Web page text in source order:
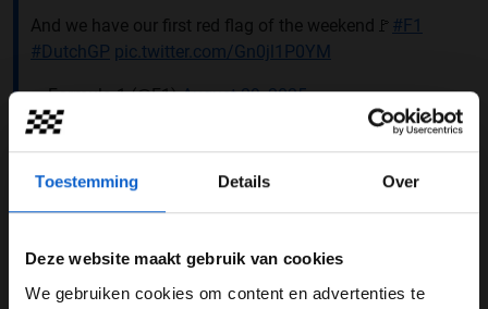
Toestemming Details Over
Deze website maakt gebruik van cookies
We gebruiken cookies om content en advertenties te
And we have our first red flag of the weekend🚩 #F1
#DutchGP pic.twitter.com/Gn0jl1P0YM
— Formula 1 (@F1)August 29, 2025
De eerste rode vlag is een feit. Kimi Antonelli gaat de
daarbij vast te zitten in de grindbak. Even daarvoor
vergaloppeerde Lewis Hamilton en Yuki Tsunoda zich
dat in bocht elf.